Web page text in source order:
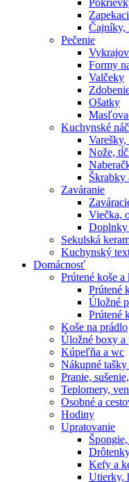
Čajníky,
Pečenie
Formy
Valčeky
Ošatky
Kuchynské
Nože,
Škrabky
Zaváranie
Viečka,
Doplnky
Sekulská
Kuchynský
Domácnosť
Prútené koše
Prútené
Úložné
Prútené
Koše na prádlo
Úložné boxy a
Kúpeľňa a wc
Nákupné
Pranie,
Teplomery,
Osobné a
Hodiny
Upratovanie
Kefy a
Utierky,